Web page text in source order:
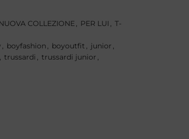
COLLEZIONE, PER LUI , T-
, boyfashion , boyoutfit , junior ,
, trussardi , trussardi junior ,